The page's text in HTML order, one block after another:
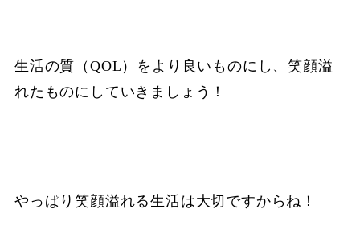
生活の質（QOL）をより良いものにし、笑顔溢
れたものにしていきましょう！
やっぱり笑顔溢れる生活は大切ですからね！